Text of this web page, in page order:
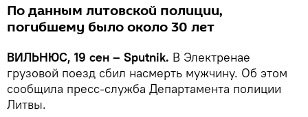
По данным литовской полиции,
погибшему было около 30 лет
ВИЛЬНЮС, 19 сен – Sputnik. В Электренае
грузовой поезд сбил насмерть мужчину. Об этом
сообщила пресс-служба Департамента полиции
Литвы.